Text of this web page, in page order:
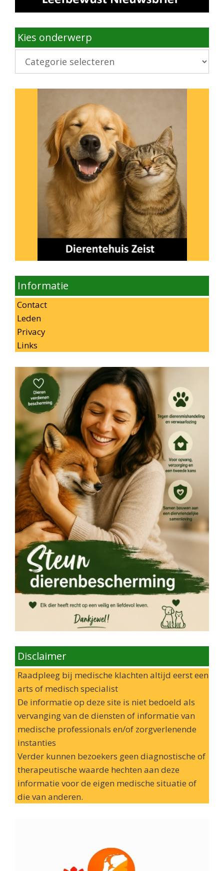
Kies onderwerp
Kies
onderwerp
Informatie
Contact
Leden
Privacy
Links
Disclaimer
Raadpleeg bij medische klachten altijd eerst een
arts of medisch specialist
De informatie op deze site is niet bedoeld als
vervanging van de diensten of informatie van
medische professionals en/of zorgverlenende
instanties
Verder kunnen bezoekers geen diagnostische of
therapeutische waarde hechten aan deze
informatie voor de eigen medische situatie of
die van anderen.